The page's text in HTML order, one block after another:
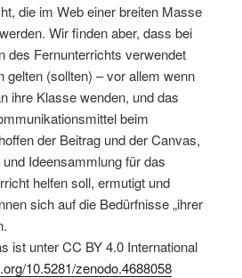
die im Web einer breiten Masse
Wir finden aber, dass bei
des Fernunterrichts verwendet
gelten (sollten) – vor allem wenn
ihre Klasse wenden, und das
beim
der Beitrag und der Canvas,
Ideensammlung für das
helfen soll, ermutigt und
sich auf die Bedürfnisse „ihrer
ist unter CC BY 4.0 International
10.5281/zenodo.4688058